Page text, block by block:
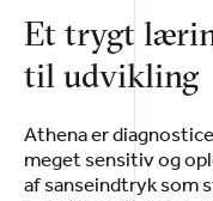
Et trygt
til udvikling
Athena er
meget sensitiv og
af sanseindtryk som